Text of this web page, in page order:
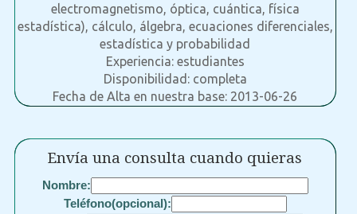
electromagnetismo, óptica, cuántica, física
estadística), cálculo, álgebra, ecuaciones diferenciales,
estadística y probabilidad
Experiencia: estudiantes
Disponibilidad: completa
Fecha de Alta en nuestra base: 2013-06-26
Envía una consulta cuando quieras
Nombre:
Teléfono(opcional):